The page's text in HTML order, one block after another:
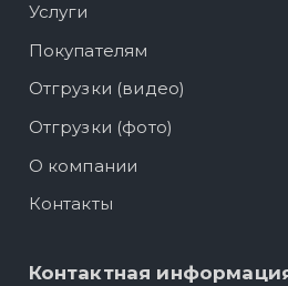
Услуги
Покупателям
Отгрузки (видео)
Отгрузки (фото)
О компании
Контакты
Контактная